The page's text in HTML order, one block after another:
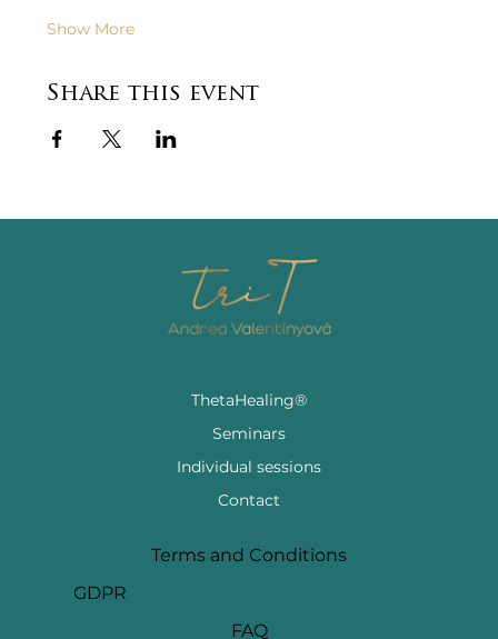
Show More
Share this event
ThetaHealing®
Seminars
Individual sessions
Contact
Terms and Conditions
GDPR
FAQ